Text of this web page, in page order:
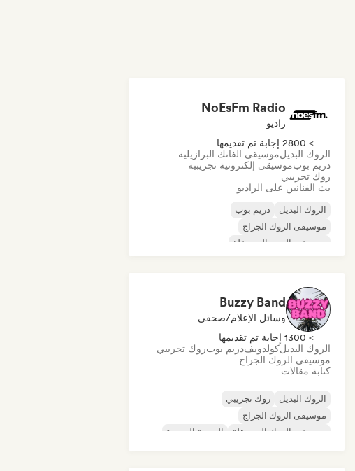
NoEsFm Radio
راديو
> 2800 إجابة تم تقديمها
الروك البديلموسيقى الفانك البرازيلية
دريم بوبموسيقى إلكترونية تجريبية
روك تجريبي
بث الفنانين على الراديو
الروك البديل
دريم بوب
موسيقى الروك الجراج
موسيقى البوب المستقلة
Buzzy Band
وسائل الإعلام/صحفي
> 1300 إجابة تم تقديمها
الروك البديلكولدويفدريم بوبروك تجريبي
موسيقى الروك الجراج
كتابة مقالات
الروك البديل
روك تجريبي
موسيقى الروك الجراج
موسيقى الروك المستقلة
الموجة الجديدة